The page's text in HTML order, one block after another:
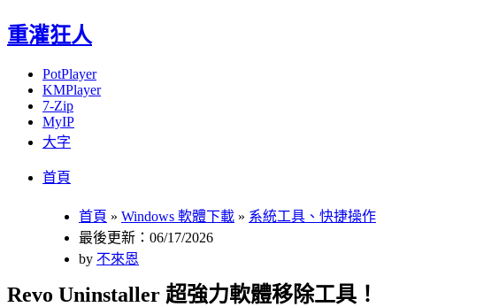
重灌狂人
PotPlayer
KMPlayer
7-Zip
MyIP
大字
首頁
首頁 » Windows 軟體下載 » 系統工具、快捷操作
最後更新：06/17/2026
by 不來恩
Revo Uninstaller 超強力軟體移除工具！